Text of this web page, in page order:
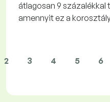
átlagosan 9
amennyit ez a
2 3 4 5 6